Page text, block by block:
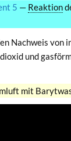
5 — Reaktion
Nachweis von
und
mit